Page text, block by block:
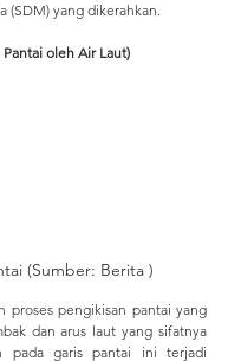
(SDM) yang dikerahkan.
oleh Air Laut)
(Sumber: Berita )
dan arus laut yang sifatnya
pada garis pantai ini terjadi